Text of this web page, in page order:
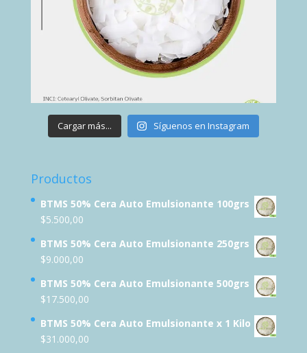
Cargar más... Síguenos en Instagram
Productos
BTMS 50% Cera Auto Emulsionante 100grs
$5.500,00
BTMS 50% Cera Auto Emulsionante 250grs
$9.000,00
BTMS 50% Cera Auto Emulsionante 500grs
$17.500,00
BTMS 50% Cera Auto Emulsionante x 1 Kilo
$31.000,00